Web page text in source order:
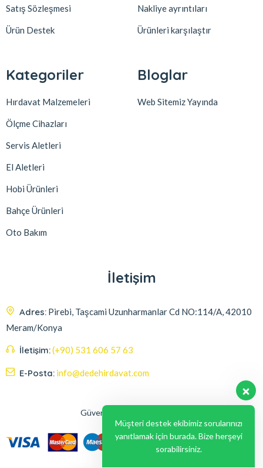
Satış Sözleşmesi
Ürün Destek
Nakliye ayrıntıları
Ürünleri karşılaştır
Kategoriler
Hırdavat Malzemeleri
Ölçme Cihazları
Servis Aletleri
El Aletleri
Hobi Ürünleri
Bahçe Ürünleri
Oto Bakım
Bloglar
Web Sitemiz Yayında
İletişim
Adres: Pirebi, Taşcami Uzunharmanlar Cd NO:114/A, 42010
Meram/Konya
İletişim:(+90) 531 606 57 63
E-Posta: info@dedehirdavat.com
Güvenli Ödeme Seçenekleri
Müşteri destek ekibimiz sorularınızı
yanıtlamak için burada. Bize herşeyi
sorabilirsiniz.